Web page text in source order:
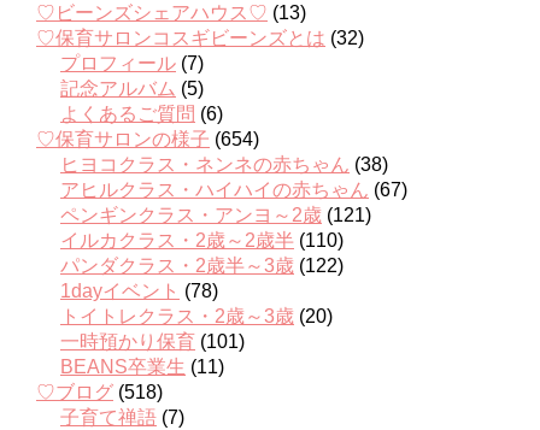
♡ビーンズシェアハウス♡ (13)
♡保育サロンコスギビーンズとは (32)
プロフィール (7)
記念アルバム (5)
よくあるご質問 (6)
♡保育サロンの様子 (654)
ヒヨコクラス・ネンネの赤ちゃん (38)
アヒルクラス・ハイハイの赤ちゃん (67)
ペンギンクラス・アンヨ～2歳 (121)
イルカクラス・2歳～2歳半 (110)
パンダクラス・2歳半～3歳 (122)
1dayイベント (78)
トイトレクラス・2歳～3歳 (20)
一時預かり保育 (101)
BEANS卒業生 (11)
♡ブログ (518)
子育て禅語 (7)